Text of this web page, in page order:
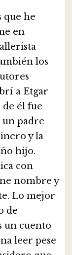
que he
en
los
a Etgar
él fue
un padre
y la
hijo.
con
nombre y
Lo mejor
de
un cuento
leer pese